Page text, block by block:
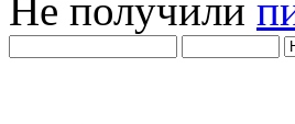
Не получили